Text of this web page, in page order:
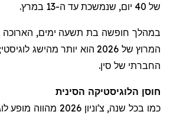
של 40 יום, שנמשכת עד ה-13 במרץ.
במהלך חופשה בת תשעה ימים, הארוכה
המרוץ של 2026 הוא יותר מהישג לוגיסטי;
החברתי של סין.
חוסן הלוגיסטיקה הסינית
כמו בכל שנה, צ'וניון
2026 מהווה